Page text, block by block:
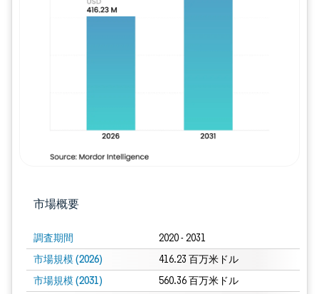
市場概要
調査期間 2020 - 2031
市場規模 (2026) 416.23 百万米ドル
市場規模 (2031) 560.36 百万米ドル